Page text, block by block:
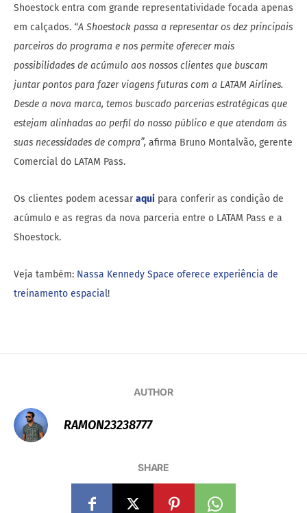
Shoestock entra com grande representatividade focada apenas
em calçados. “A Shoestock passa a representar os dez principais
parceiros do programa e nos permite oferecer mais
possibilidades de acúmulo aos nossos clientes que buscam
juntar pontos para fazer viagens futuras com a LATAM Airlines.
Desde a nova marca, temos buscado parcerias estratégicas que
estejam alinhadas ao perfil do nosso público e que atendam às
suas necessidades de compra”, afirma Bruno Montalvão, gerente
Comercial do LATAM Pass.
Os clientes podem acessaraqui para conferir as condição de
acúmulo e as regras da nova parceria entre o LATAM Pass e a
Shoestock.
Veja também: Nassa Kennedy Space oferece experiência de
treinamento espacial!
AUTHOR
RAMON23238777
SHARE